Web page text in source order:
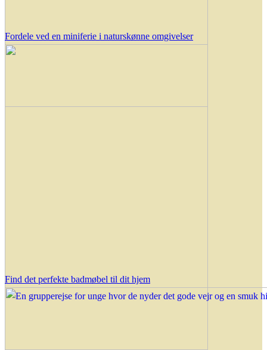
Fordele ved en miniferie i naturskønne omgivelser
Find det perfekte badmøbel til dit hjem